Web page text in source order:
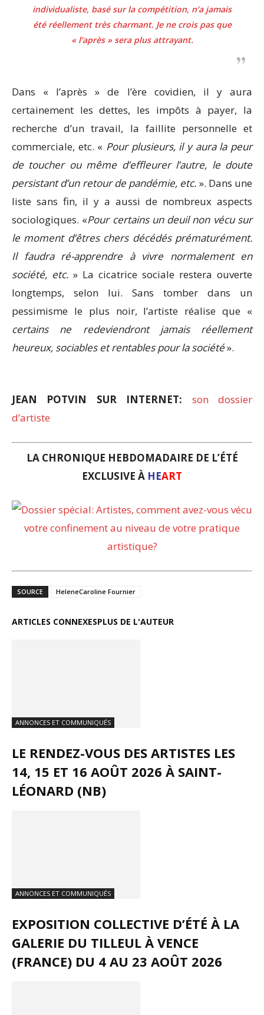
individualiste, basé sur la compétition, n’a jamais
été réellement très charmant. Je ne crois pas que
« l’après » sera plus attrayant.
Dans « l’après » de l’ère covidien, il y aura
certainement les dettes, les impôts à payer, la
recherche d’un travail, la faillite personnelle et
commerciale, etc. « Pour plusieurs, il y aura la peur
de toucher ou même d’effleurer l’autre, le doute
persistant d’un retour de pandémie, etc. ». Dans une
liste sans fin, il y a aussi de nombreux aspects
sociologiques. «Pour certains un deuil non vécu sur
le moment d’êtres chers décédés prématurément.
Il faudra ré-apprendre à vivre normalement en
société, etc. » La cicatrice sociale res­tera ouverte
longtemps, selon lui. Sans tomber dans un
pessimisme le plus noir, l’artiste réalise que «
certains ne redeviendront jamais réellement
heureux, sociables et rentables pour la société».
JEAN POTVIN SUR INTERNET:
son dossier
d’artiste
LA CHRONIQUE HEBDOMADAIRE DE L’ÉTÉ
EXCLUSIVE À HEART
SOURCE HeleneCaroline Fournier
ARTICLES CONNEXESPLUS DE L'AUTEUR
ANNONCES ET COMMUNIQUÉS
LE RENDEZ-VOUS DES ARTISTES LES
14, 15 ET 16 AOÛT 2026 À SAINT-
LÉONARD (NB)
ANNONCES ET COMMUNIQUÉS
EXPOSITION COLLECTIVE D’ÉTÉ À LA
GALERIE DU TILLEUL À VENCE
(FRANCE) DU 4 AU 23 AOÛT 2026